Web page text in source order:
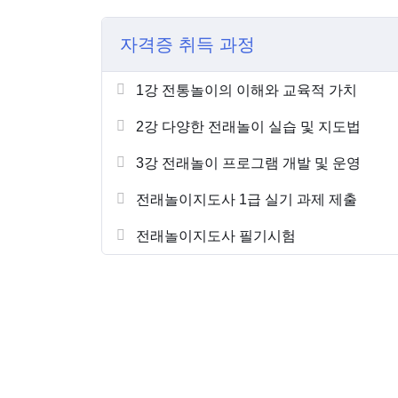
자격증 취득 과정
1강 전통놀이의 이해와 교육적 가치
2강 다양한 전래놀이 실습 및 지도법
3강 전래놀이 프로그램 개발 및 운영
전래놀이지도사 1급 실기 과제 제출
전래놀이지도사 필기시험